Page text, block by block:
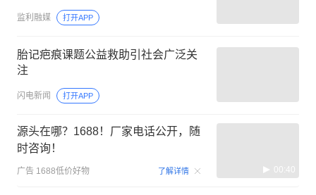
监利融媒 打开APP
胎记疤痕课题公益救助引社会广泛关
注
闪电新闻 打开APP
源头在哪？1688！厂家电话公开，随
时咨询！
广告 1688低价好物 了解详情 00:40